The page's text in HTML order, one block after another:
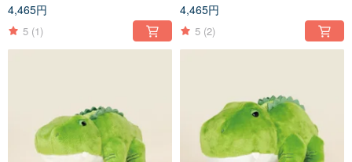
4,465円
5 (1)
4,465円
5 (2)